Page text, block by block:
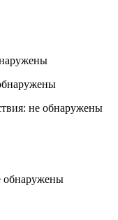
не обнаружены
обнаружены